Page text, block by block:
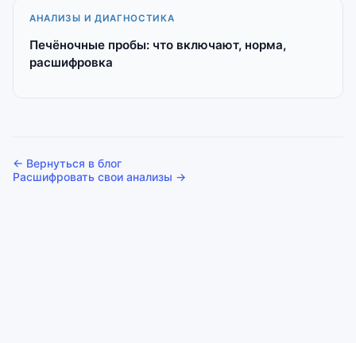
АНАЛИЗЫ И ДИАГНОСТИКА
Печёночные пробы: что включают, норма,
расшифровка
← Вернуться в блог
Расшифровать свои анализы →